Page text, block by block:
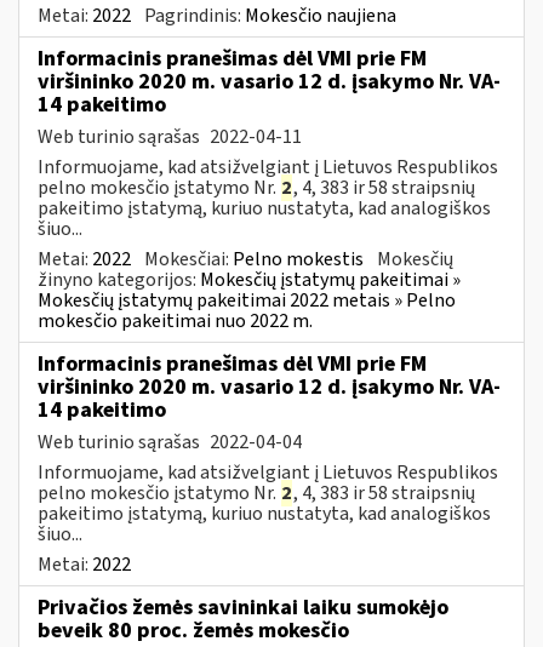
Metai: 2022 Pagrindinis: Mokesčio naujiena
Informacinis pranešimas dėl VMI prie FM
viršininko 2020 m. vasario 12 d. įsakymo Nr. VA-
14 pakeitimo
Web turinio sąrašas 2022-04-11
Informuojame, kad atsižvelgiant į Lietuvos Respublikos
pelno mokesčio įstatymo Nr. 2, 4, 383 ir 58 straipsnių
pakeitimo įstatymą, kuriuo nustatyta, kad analogiškos
šiuo...
Metai: 2022 Mokesčiai: Pelno mokestis Mokesčių
žinyno kategorijos: Mokesčių įstatymų pakeitimai »
Mokesčių įstatymų pakeitimai 2022 metais » Pelno
mokesčio pakeitimai nuo 2022 m.
Informacinis pranešimas dėl VMI prie FM
viršininko 2020 m. vasario 12 d. įsakymo Nr. VA-
14 pakeitimo
Web turinio sąrašas 2022-04-04
Informuojame, kad atsižvelgiant į Lietuvos Respublikos
pelno mokesčio įstatymo Nr. 2, 4, 383 ir 58 straipsnių
pakeitimo įstatymą, kuriuo nustatyta, kad analogiškos
šiuo...
Metai: 2022
Privačios žemės savininkai laiku sumokėjo
beveik 80 proc. žemės mokesčio